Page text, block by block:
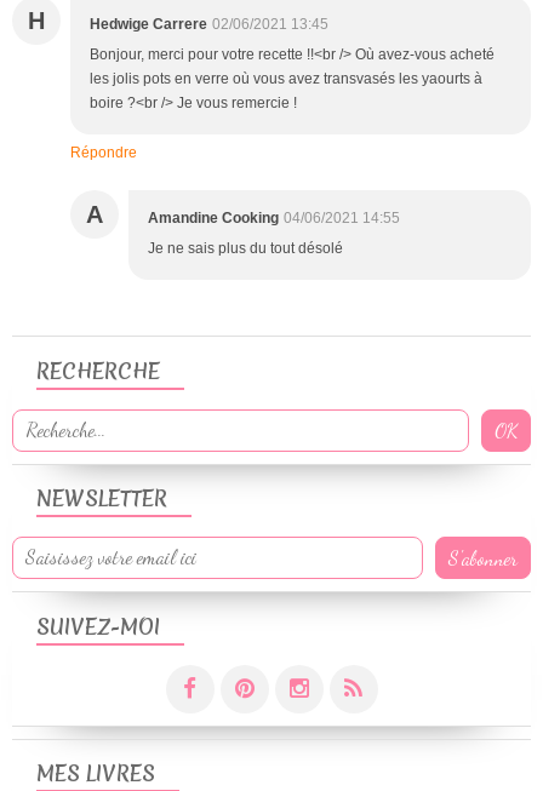
H Hedwige Carrere 02/06/2021 13:45
Bonjour, merci pour votre recette !!<br /> Où avez-vous acheté
les jolis pots en verre où vous avez transvasés les yaourts à
boire ?<br /> Je vous remercie !
Répondre
A Amandine Cooking 04/06/2021 14:55
Je ne sais plus du tout désolé
NEWSLETTER
SUIVEZ-MOI
RECHERCHE
MES LIVRES